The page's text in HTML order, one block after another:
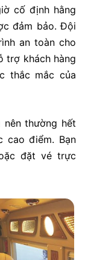
cố định hằng
đảm bảo. Đội
an toàn cho
trợ khách hàng
thắc mắc của
thường hết
cao điểm. Bạn
đặt vé trực